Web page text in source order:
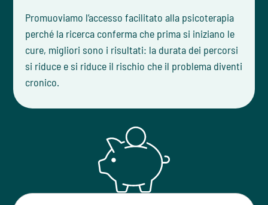
Promuoviamo l’accesso facilitato alla psicoterapia
perché la ricerca conferma che prima si iniziano le
cure, migliori sono i risultati: la durata dei percorsi
si riduce e si riduce il rischio che il problema diventi
cronico.